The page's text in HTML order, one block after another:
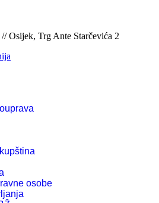
Osijek, Trg Ante Starčevića 2
osobe